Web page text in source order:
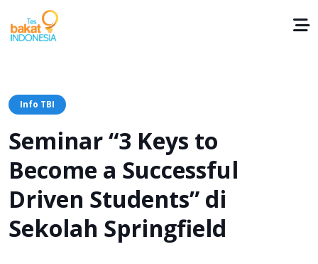
Info TBI
Seminar “3 Keys to
Become a Successful
Driven Students” di
Sekolah Springfield